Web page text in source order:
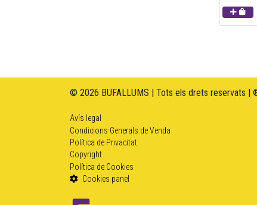
© 2026 BUFALLUMS | Tots els drets reservats |
Avís legal
Condicions Generals de Venda
Política de Privacitat
Copyright
Política de Cookies
Cookies panel